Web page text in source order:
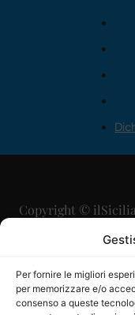
Per fornire le migliori
per memorizzare e/o
consenso a queste
Copyright © ilSicilia
Direttore